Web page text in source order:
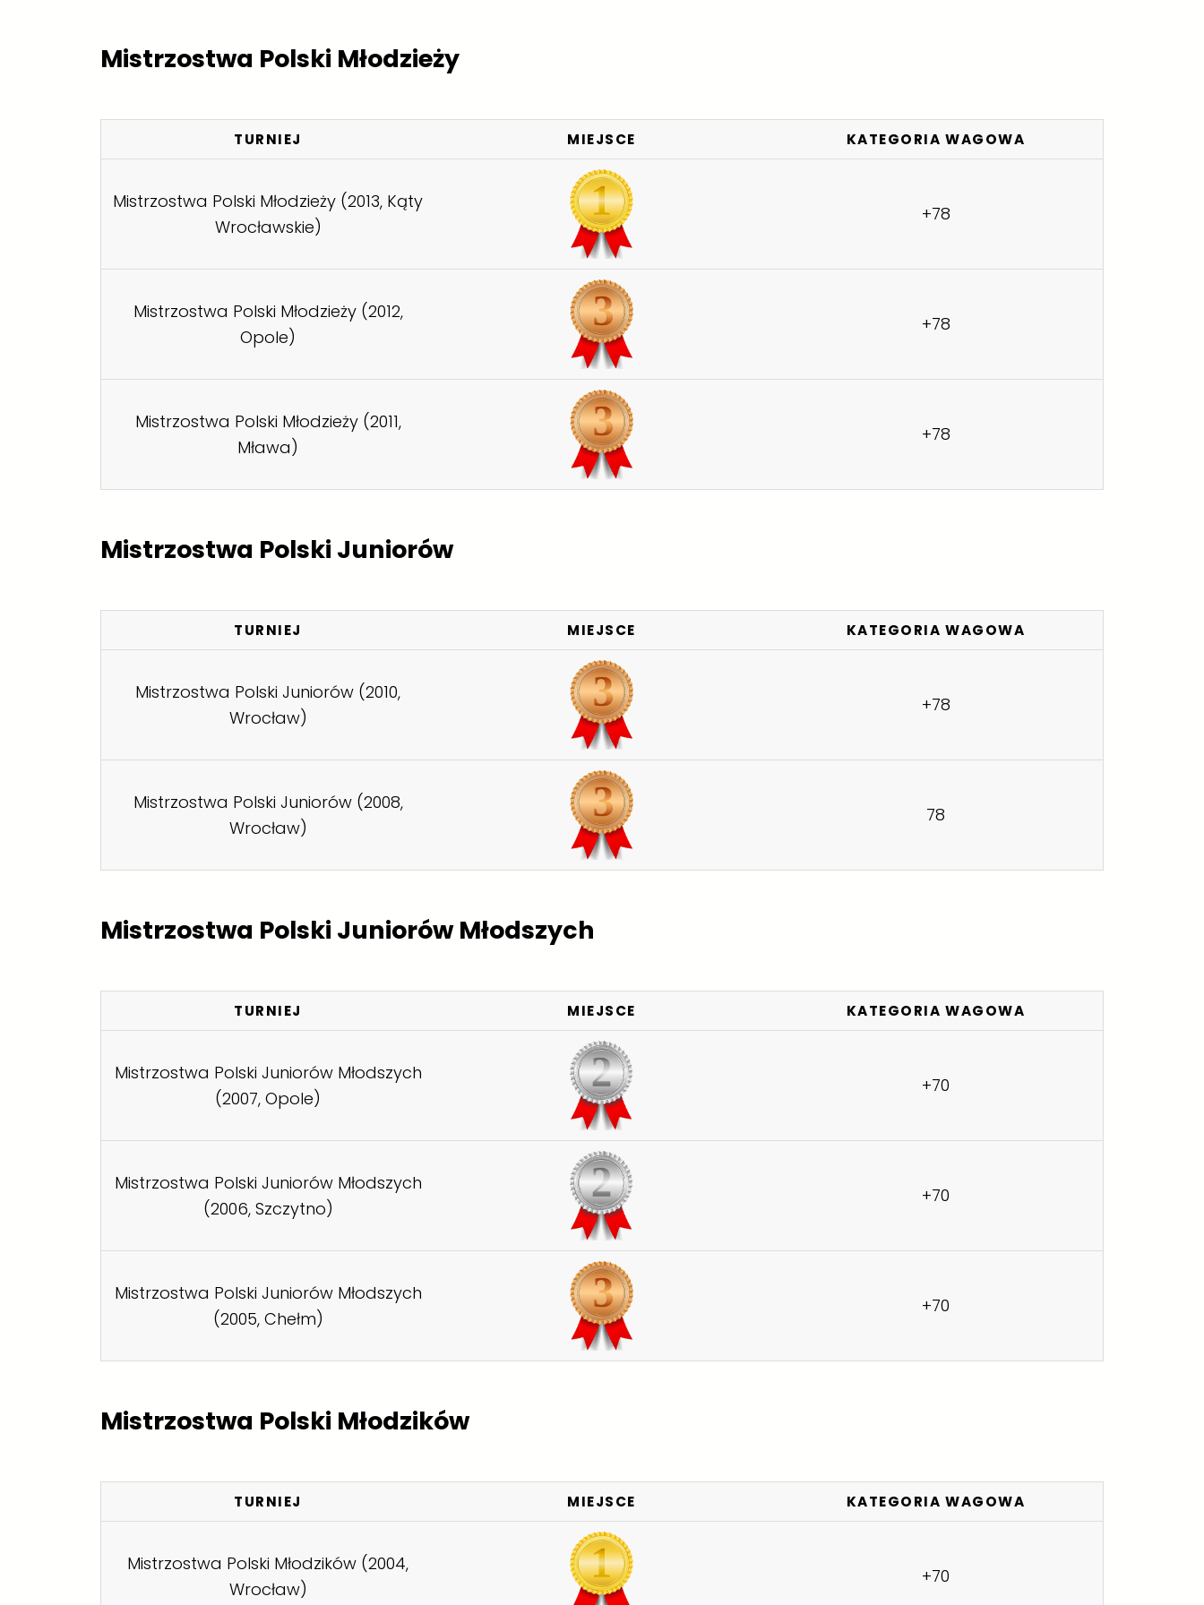
Mistrzostwa Polski Młodzieży
TURNIEJ MIEJSCE KATEGORIA WAGOWA
Mistrzostwa Polski Młodzieży (2013, Kąty
Wrocławskie)
+78
Mistrzostwa Polski Młodzieży (2012,
Opole)
+78
Mistrzostwa Polski Młodzieży (2011,
Mława)
+78
Mistrzostwa Polski Juniorów
TURNIEJ MIEJSCE KATEGORIA WAGOWA
Mistrzostwa Polski Juniorów (2010,
Wrocław)
+78
Mistrzostwa Polski Juniorów (2008,
Wrocław)
78
Mistrzostwa Polski Juniorów Młodszych
TURNIEJ MIEJSCE KATEGORIA WAGOWA
Mistrzostwa Polski Juniorów Młodszych
(2007, Opole)
+70
Mistrzostwa Polski Juniorów Młodszych
(2006, Szczytno)
+70
Mistrzostwa Polski Juniorów Młodszych
(2005, Chełm)
+70
Mistrzostwa Polski Młodzików
TURNIEJ MIEJSCE KATEGORIA WAGOWA
Mistrzostwa Polski Młodzików (2004,
Wrocław)
+70